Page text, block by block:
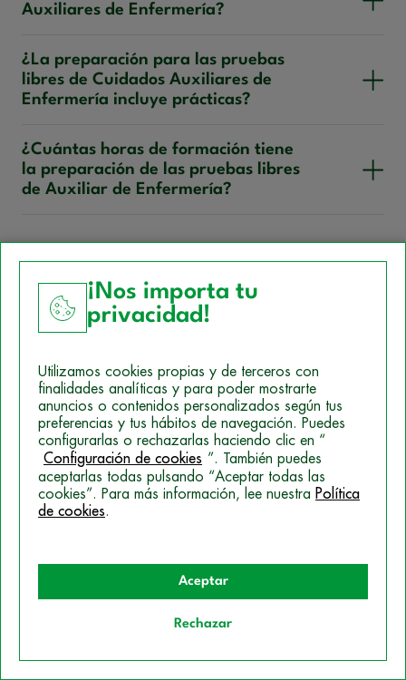
Auxiliares de Enfermería?
¿La preparación para las pruebas
libres de Cuidados Auxiliares de
Enfermería incluye prácticas?
¿Cuántas horas de formación tiene
la preparación de las pruebas libres
de Auxiliar de Enfermería?
Conoce a nuestro
profesorado: expertos
comprometidos con tu
formación
Enfermera graduada por la Universidad de León, con una
sólida formación en técnicas básicas de enfermería,
habilidades en comunicación y gestión de equipos. H
¡Nos importa tu
privacidad!
Utilizamos cookies propias y de terceros con
finalidades analíticas y para poder mostrarte
anuncios o contenidos personalizados según tus
preferencias y tus hábitos de navegación. Puedes
configurarlas o rechazarlas haciendo clic en “
Configuración de cookies ”. También puedes
aceptarlas todas pulsando “Aceptar todas las
cookies”. Para más información, lee nuestra Política
de cookies.
Aceptar
Rechazar